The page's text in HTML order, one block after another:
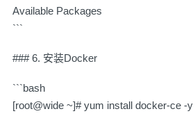
Available Packages
```
### 6. 安装Docker
```bash
[root@wide ~]# yum install docker-ce -y